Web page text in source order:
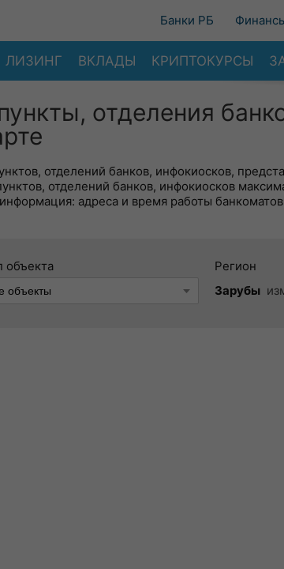
Банки РБ
ЛИЗИНГ ВКЛАДЫ КРИПТОКУРСЫ
отделения
отделений банков, инфокиосков,
отделений банков, инфокиосков
адреса и время работы
объекта
Регион
Зарубы